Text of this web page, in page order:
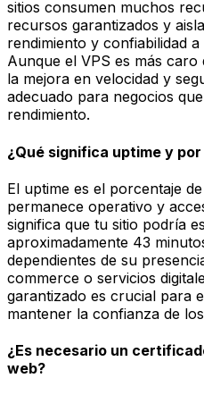
sitios consumen muchos
recursos garantizados y
rendimiento y confiabilidad
Aunque el VPS es más
la mejora en velocidad y
adecuado para negocios
rendimiento.
¿Qué significa uptime y
El uptime es el porcentaje
permanece operativo y
significa que tu sitio podría
aproximadamente 43
dependientes de su
commerce o servicios
garantizado es crucial para
mantener la confianza de
¿Es necesario un
web?